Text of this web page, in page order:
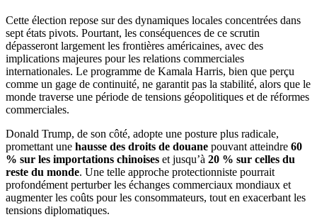
Cette élection repose sur des dynamiques locales concentrées dans
sept états pivots. Pourtant, les conséquences de ce scrutin
dépasseront largement les frontières américaines, avec des
implications majeures pour les relations commerciales
internationales. Le programme de Kamala Harris, bien que perçu
comme un gage de continuité, ne garantit pas la stabilité, alors que le
monde traverse une période de tensions géopolitiques et de réformes
commerciales.
Donald Trump, de son côté, adopte une posture plus radicale,
promettant une hausse des droits de douane pouvant atteindre 60
% sur les importations chinoises et jusqu’à 20 % sur celles du
reste du monde. Une telle approche protectionniste pourrait
profondément perturber les échanges commerciaux mondiaux et
augmenter les coûts pour les consommateurs, tout en exacerbant les
tensions diplomatiques.